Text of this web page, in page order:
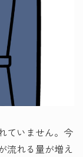
ていません。今
流れる量が増え